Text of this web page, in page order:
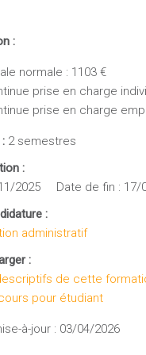
des Procédés -
Composante)
et
:
normale : 1103 €
prise en charge
prise en charge
2 semestres
:
2025 Date de fin : 17/
:
administratif
:
de cette
pour étudiant
à-jour : 03/04/2026